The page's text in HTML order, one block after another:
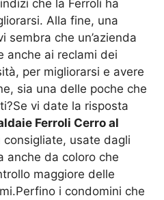
che la Ferroli ha
Alla fine, una
sembra che un’azienda
anche ai reclami dei
per migliorarsi e avere
sia una delle poche che
vi date la risposta
Ferroli Cerro al
consigliate, usate dagli
anche da coloro che
maggiore delle
i condomini che